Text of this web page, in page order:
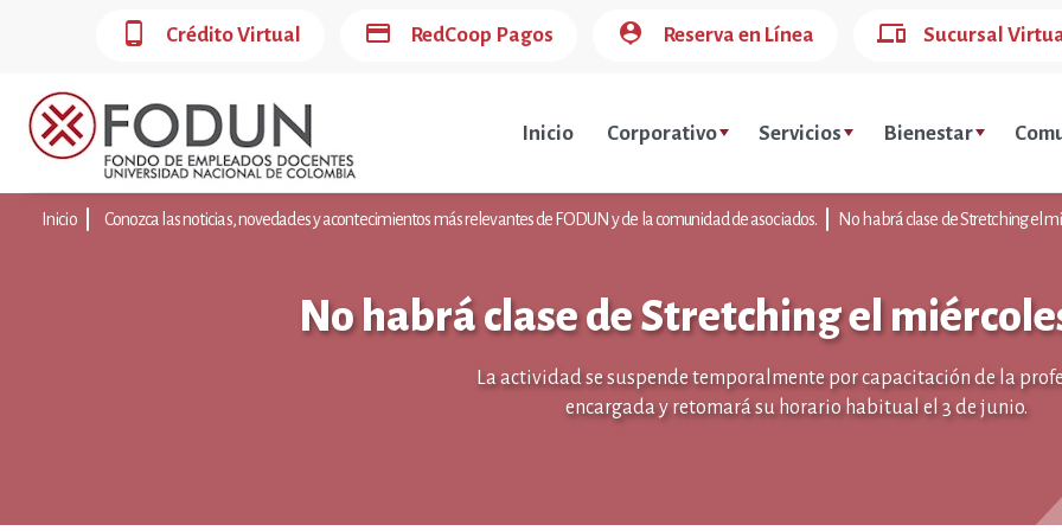
phone_android Crédito Virtual credit_card RedCoop Pagos person_pin Reserva en Línea devices Sucursal
Inicio Corporativo Servicios Bienestar
Inicio Conozca las noticias, novedades y acontecimientos más relevantes de FODUN y de la comunidad de asociados. No habrá clase de Stretching el
No habrá clase de Stretching el
La actividad se suspende temporalmente por capacitación de la
encargada y retomará su horario habitual el 3 de junio.